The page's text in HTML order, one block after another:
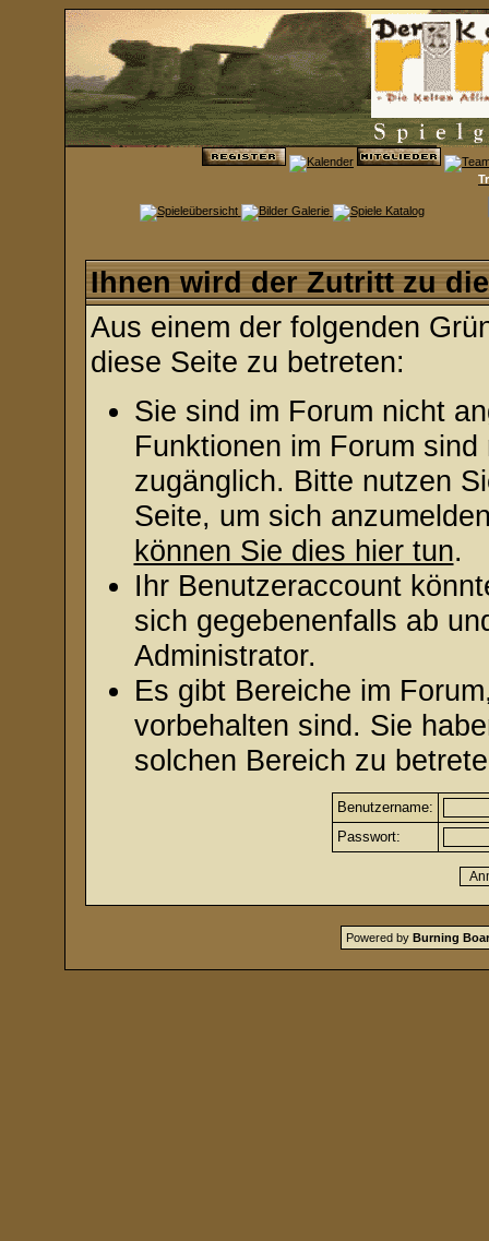
Ihnen wird der Zutritt zu
Aus einem der folgenden
diese Seite zu betreten:
Sie sind im Forum nicht
Funktionen im Forum
zugänglich. Bitte nutzen
Seite, um sich
können Sie dies hier tun.
Ihr Benutzeraccount
sich gegebenenfalls ab
Administrator.
Es gibt Bereiche im
vorbehalten sind. Sie
solchen Bereich zu
Benutzername:
Passwort:
Powered by Burning